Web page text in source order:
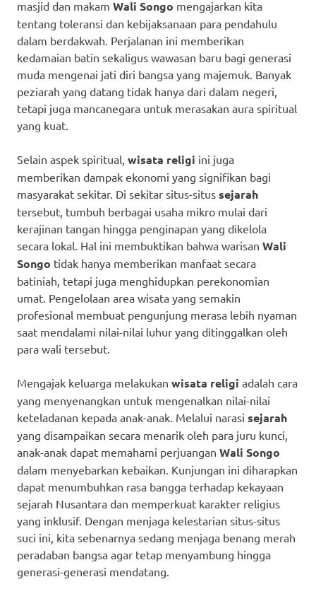
masjid dan makam Wali Songo mengajarkan kita
tentang toleransi dan kebijaksanaan para pendahulu
dalam berdakwah. Perjalanan ini memberikan
kedamaian batin sekaligus wawasan baru bagi generasi
muda mengenai jati diri bangsa yang majemuk. Banyak
peziarah yang datang tidak hanya dari dalam negeri,
tetapi juga mancanegara untuk merasakan aura spiritual
yang kuat.
Selain aspek spiritual, wisata religi ini juga
memberikan dampak ekonomi yang signifikan bagi
masyarakat sekitar. Di sekitar situs-situs sejarah
tersebut, tumbuh berbagai usaha mikro mulai dari
kerajinan tangan hingga penginapan yang dikelola
secara lokal. Hal ini membuktikan bahwa warisan Wali
Songo tidak hanya memberikan manfaat secara
batiniah, tetapi juga menghidupkan perekonomian
umat. Pengelolaan area wisata yang semakin
profesional membuat pengunjung merasa lebih nyaman
saat mendalami nilai-nilai luhur yang ditinggalkan oleh
para wali tersebut.
Mengajak keluarga melakukan wisata religi adalah cara
yang menyenangkan untuk mengenalkan nilai-nilai
keteladanan kepada anak-anak. Melalui narasi sejarah
yang disampaikan secara menarik oleh para juru kunci,
anak-anak dapat memahami perjuangan Wali Songo
dalam menyebarkan kebaikan. Kunjungan ini diharapkan
dapat menumbuhkan rasa bangga terhadap kekayaan
sejarah Nusantara dan memperkuat karakter religius
yang inklusif. Dengan menjaga kelestarian situs-situs
suci ini, kita sebenarnya sedang menjaga benang merah
peradaban bangsa agar tetap menyambung hingga
generasi-generasi mendatang.